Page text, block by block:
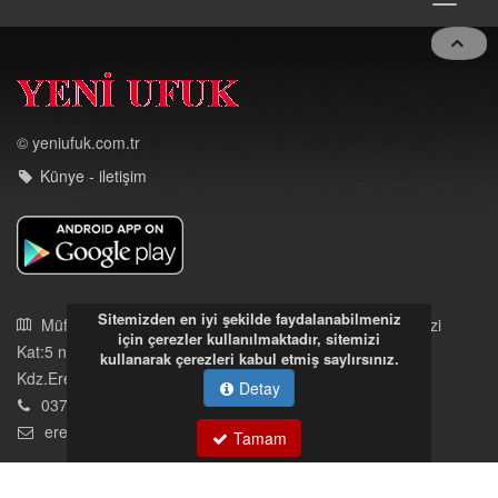
© yeniufuk.com.tr
Künye - iletişim
Müftü Mahallesi Ateş Ahmet Sokak Cerrahoğlu İşmerkezi
Kdz.Ereğli/Zonguldak
03723121008
eregliyeniufuk@gmail.com
İstek, Şikayetleriniz İçin Tıklayın
Tüm hakları saklıdır. İzinsiz kullanılamaz.
Sitemizden en iyi şekilde faydalanabilmeniz
için çerezler kullanılmaktadır, sitemizi
kullanarak çerezleri kabul etmiş saylırsınız.
Detay
Tamam